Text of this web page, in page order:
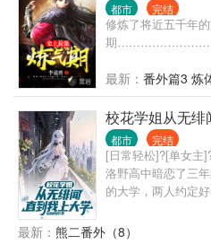
都市 完结
修炼了将近五千年
期
最新： 番外篇3 炼
校花学姐从无绯
都市 完结
[日常轻松]?[单女主
洛野高中暗恋了三
的大学，两人约定
想到大学还没开学
最新： 熊二番外（8）